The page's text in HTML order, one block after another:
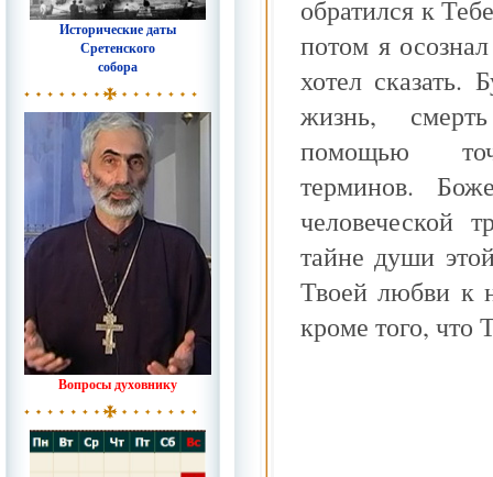
Исторические даты
Сретенского
собора
Вопросы духовнику
обратился к
потом я
хотел сказать.
жизнь,
помощью
терминов.
человеческой
тайне души
Твоей любви к
кроме того, что